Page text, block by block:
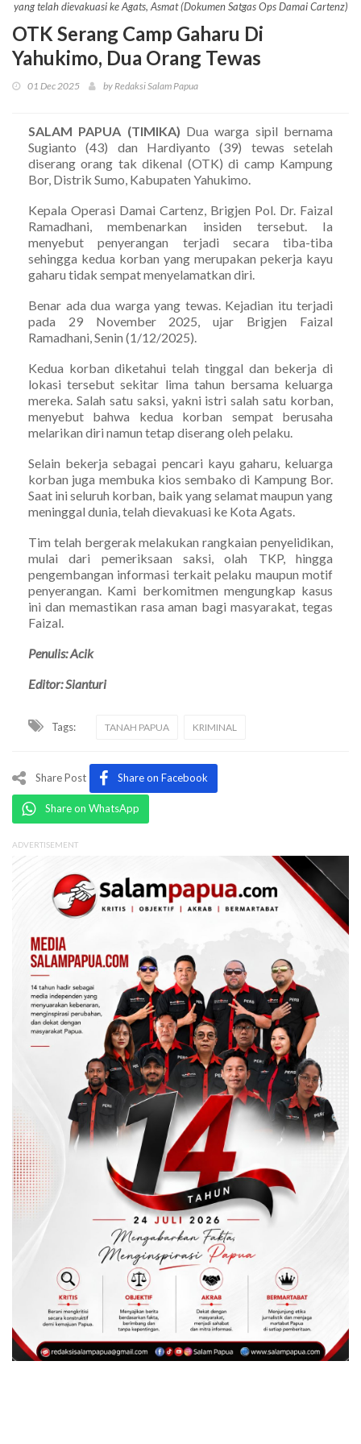
yang telah dievakuasi ke Agats, Asmat (Dokumen Satgas Ops Damai Cartenz)
OTK Serang Camp Gaharu Di
Yahukimo, Dua Orang Tewas
01 Dec 2025 by Redaksi Salam Papua
SALAM PAPUA (TIMIKA) Dua warga sipil bernama
Sugianto (43) dan Hardiyanto (39) tewas setelah
diserang orang tak dikenal (OTK) di camp Kampung
Bor, Distrik Sumo, Kabupaten Yahukimo.
Kepala Operasi Damai Cartenz, Brigjen Pol. Dr. Faizal
Ramadhani, membenarkan insiden tersebut. Ia
menyebut penyerangan terjadi secara tiba-tiba
sehingga kedua korban yang merupakan pekerja kayu
gaharu tidak sempat menyelamatkan diri.
Benar ada dua warga yang tewas. Kejadian itu terjadi
pada 29 November 2025, ujar Brigjen Faizal
Ramadhani, Senin (1/12/2025).
Kedua korban diketahui telah tinggal dan bekerja di
lokasi tersebut sekitar lima tahun bersama keluarga
mereka. Salah satu saksi, yakni istri salah satu korban,
menyebut bahwa kedua korban sempat berusaha
melarikan diri namun tetap diserang oleh pelaku.
Selain bekerja sebagai pencari kayu gaharu, keluarga
korban juga membuka kios sembako di Kampung Bor.
Saat ini seluruh korban, baik yang selamat maupun yang
meninggal dunia, telah dievakuasi ke Kota Agats.
Tim telah bergerak melakukan rangkaian penyelidikan,
mulai dari pemeriksaan saksi, olah TKP, hingga
pengembangan informasi terkait pelaku maupun motif
penyerangan. Kami berkomitmen mengungkap kasus
ini dan memastikan rasa aman bagi masyarakat, tegas
Faizal.
Penulis: Acik
Editor: Sianturi
Tags: TANAH PAPUA KRIMINAL
Share Post Share on Facebook
Share on WhatsApp
ADVERTISEMENT